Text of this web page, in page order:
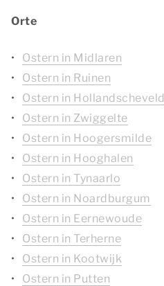
Orte
Ostern in Midlaren
Ostern in Ruinen
Ostern in Hollandscheveld
Ostern in Zwiggelte
Ostern in Hoogersmilde
Ostern in Hooghalen
Ostern in Tynaarlo
Ostern in Noardburgum
Ostern in Eernewoude
Ostern in Terherne
Ostern in Kootwijk
Ostern in Putten